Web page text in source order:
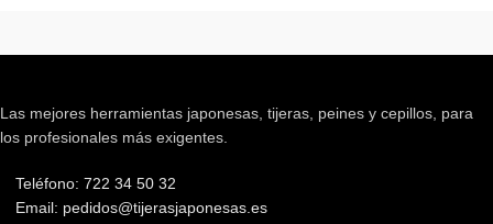
Las mejores herramientas japonesas, tijeras, peines y cepillos, para
los profesionales más exigentes.
Teléfono: 722 34 50 32
Email: pedidos@tijerasjaponesas.es